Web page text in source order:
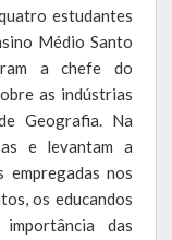
Trânsito e
estudantes
Médio Santo
a chefe do
as indústrias
Geografia. Na
e levantam a
nos
os educandos
das